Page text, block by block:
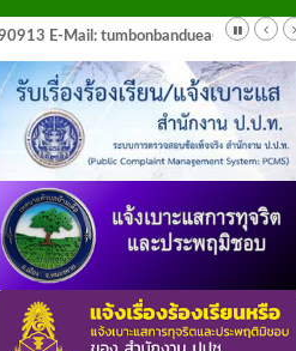
E-Mail: tumbonbanduea@gmail.com